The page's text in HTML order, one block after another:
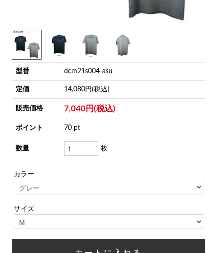
型番 dcm21s004-asu
定価 14,080円(税込)
販売価格 7,040円(税込)
ポイント 70 pt
数量 枚
カラー
サイズ